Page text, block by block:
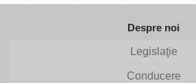
Despre noi
Legislaţie
Conducere